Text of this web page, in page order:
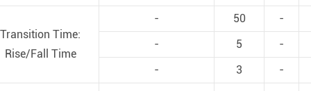
Transition Time:
Rise/Fall Time
- 50
-
-
5
-
-
3 -